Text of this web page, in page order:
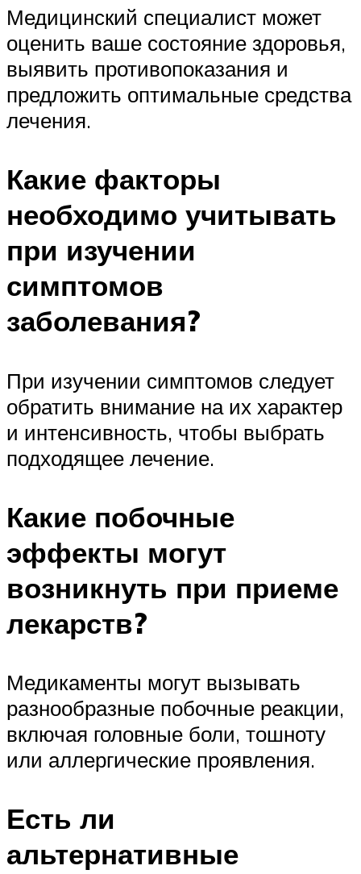
Медицинский специалист может
оценить ваше состояние здоровья,
выявить противопоказания и
предложить оптимальные средства
лечения.
Какие факторы
необходимо учитывать
при изучении
симптомов
заболевания?
При изучении симптомов следует
обратить внимание на их характер
и интенсивность, чтобы выбрать
подходящее лечение.
Какие побочные
эффекты могут
возникнуть при приеме
лекарств?
Медикаменты могут вызывать
разнообразные побочные реакции,
включая головные боли, тошноту
или аллергические проявления.
Есть ли
альтернативные